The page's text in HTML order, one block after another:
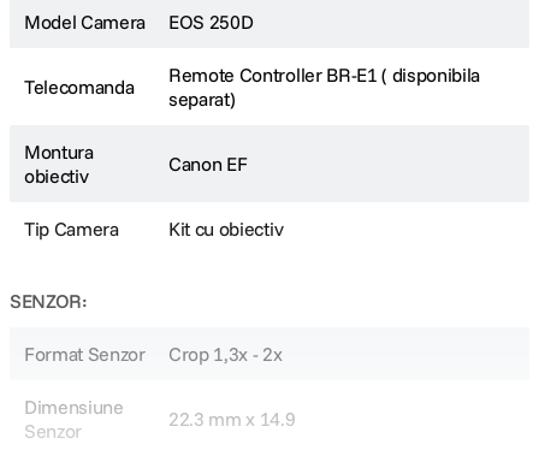
Model Camera EOS 250D
Telecomanda
Remote Controller BR-E1 ( disponibila
separat)
Montura
obiectiv
Canon EF
Tip Camera Kit cu obiectiv
SENZOR:
Format Senzor Crop 1,3x - 2x
Dimensiune
Senzor
22.3 mm x 14.9